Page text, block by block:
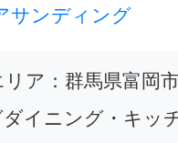
サンディング
リア：群馬県富岡
イニング・キッ